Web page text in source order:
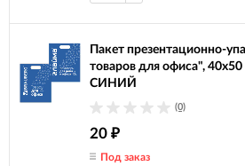
Пакет презентационно-
товаров для офиса", 40х50
СИНИЙ
(0)
20 ₽
Под заказ